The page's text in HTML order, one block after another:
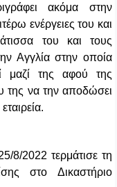
ακόμα στην
ενέργειες του και
του και τους
Αγγλία στην οποία
μαζί της αφού της
της να την αποδώσει
8/2022 τερμάτισε τη
στο Δικαστήριο